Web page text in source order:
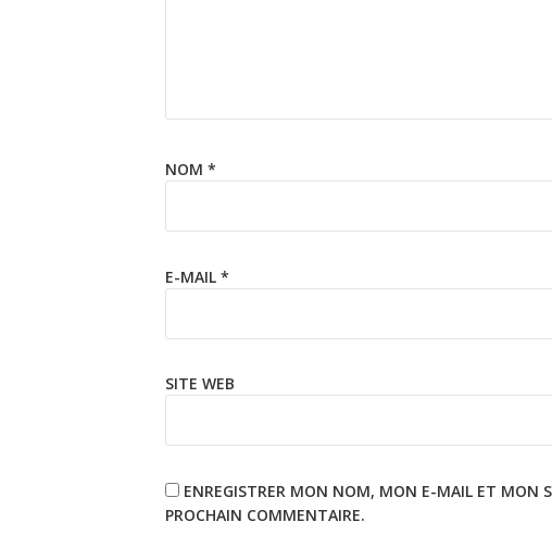
NOM *
E-MAIL *
SITE WEB
ENREGISTRER MON NOM, MON E-MAIL ET MON
PROCHAIN COMMENTAIRE.